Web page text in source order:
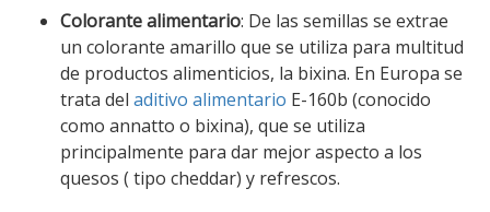
Colorante alimentario: De las semillas se extrae
un colorante amarillo que se utiliza para multitud
de productos alimenticios, la bixina. En Europa se
trata del aditivo alimentario E-160b (conocido
como annatto o bixina), que se utiliza
principalmente para dar mejor aspecto a los
quesos ( tipo cheddar) y refrescos.